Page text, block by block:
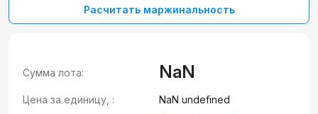
Расчитать маржинальность
Сумма лота: NaN
Цена за единицу, : NaN undefined